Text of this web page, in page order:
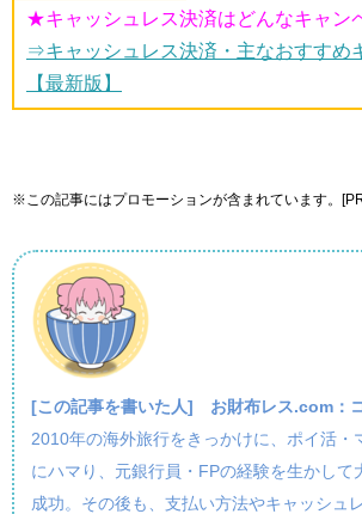
★キャッシュレス決済はどんなキャン
⇒キャッシュレス決済・主なおすすめ
【最新版】
※この記事にはプロモーションが含まれています。
[この記事を書いた人] お財布レス.com：
2010年の海外旅行をきっかけに、ポイ活・
にハマり、元銀行員・FPの経験を生かして
成功。その後も、支払い方法やキャッシュ